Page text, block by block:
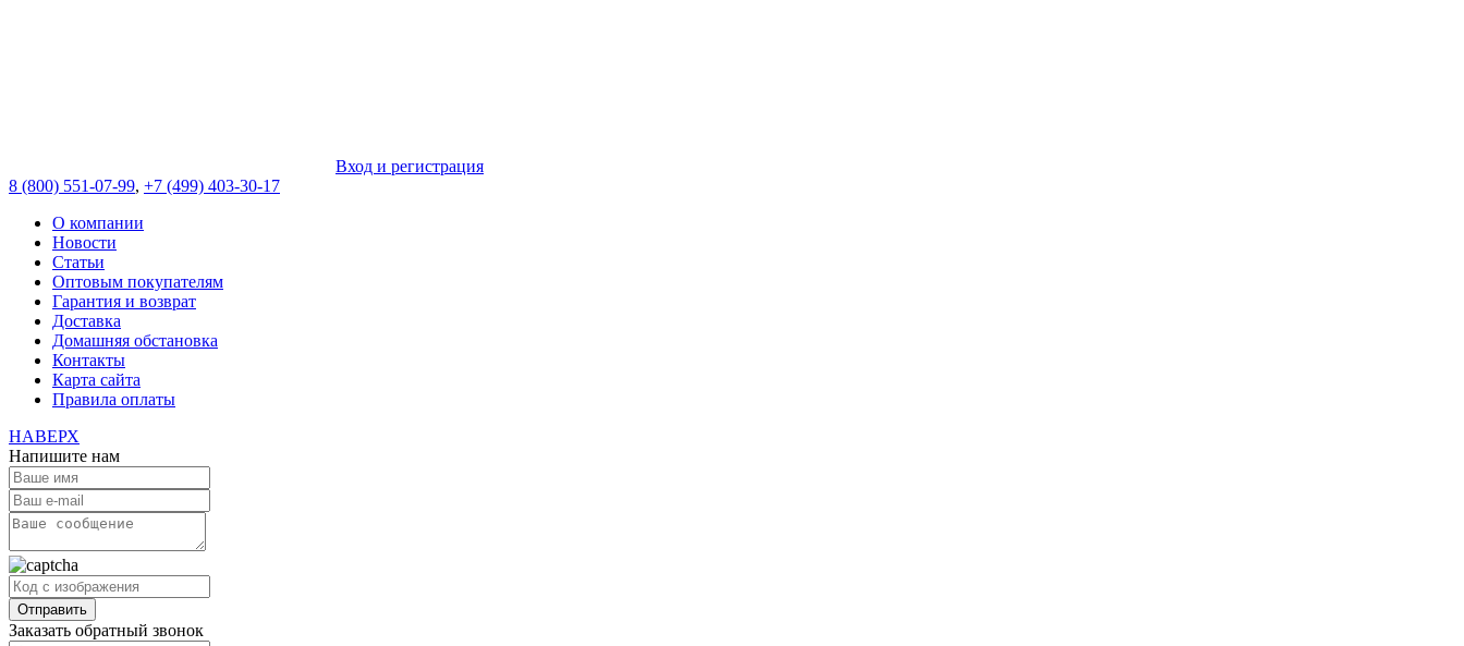
Вход и регистрация
8 (800) 551-07-99, +7 (499) 403-30-17
О компании
Новости
Статьи
Оптовым покупателям
Гарантия и возврат
Доставка
Домашняя обстановка
Контакты
Карта сайта
Правила оплаты
НАВЕРХ
Напишите нам
Заказать обратный звонок